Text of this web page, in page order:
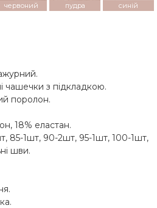
червоний пудра синій
чашечки з підкладкою.
поролон.
18% еластан.
85-1шт, 90-2шт, 95-1шт, 100-1шт,
шви.